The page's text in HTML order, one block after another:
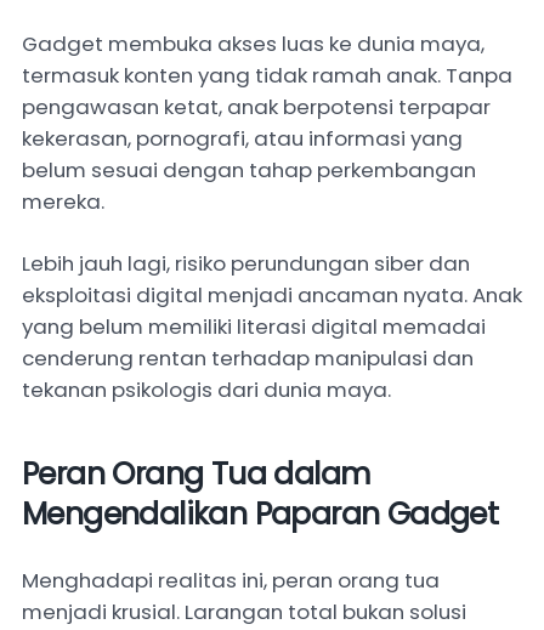
Gadget membuka akses luas ke dunia maya,
termasuk konten yang tidak ramah anak. Tanpa
pengawasan ketat, anak berpotensi terpapar
kekerasan, pornografi, atau informasi yang
belum sesuai dengan tahap perkembangan
mereka.
Lebih jauh lagi, risiko perundungan siber dan
eksploitasi digital menjadi ancaman nyata. Anak
yang belum memiliki literasi digital memadai
cenderung rentan terhadap manipulasi dan
tekanan psikologis dari dunia maya.
Peran Orang Tua dalam
Mengendalikan Paparan Gadget
Menghadapi realitas ini, peran orang tua
menjadi krusial. Larangan total bukan solusi